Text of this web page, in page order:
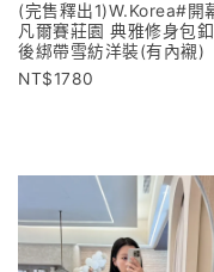
(完售釋出1)W.Korea#開
凡爾賽莊園 典雅修身包
後綁帶雪紡洋裝(有內襯)
1780